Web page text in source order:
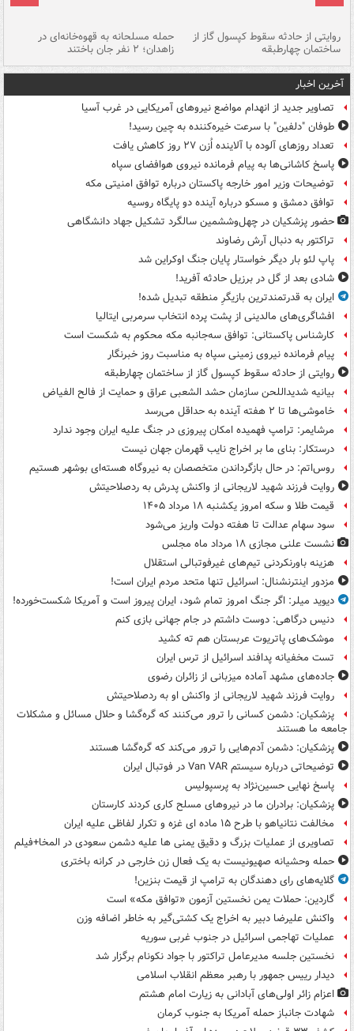
روایتی از حادثه سقوط کپسول گاز از
ساختمان چهارطبقه
حمله مسلحانه به قهوه‌خانه‌ای در
زاهدان؛ ۲ نفر جان باختند
آخرین اخبار
تصاویر جدید از انهدام مواضع نیروهای آمریکایی در غرب آسیا
طوفان "دلفین" با سرعت خیره‌کننده به چین رسید!
تعداد روزهای آلوده با آلاینده اُزن ۲۷ روز کاهش یافت
پاسخ کاشانی‌ها به پیام فرمانده نیروی هوافضای سپاه
توضیحات وزیر امور خارجه پاکستان درباره توافق امنیتی مکه
توافق دمشق و مسکو درباره آینده دو پایگاه روسیه
حضور پزشکیان در چهل‌وششمین سالگرد تشکیل جهاد دانشگاهی
تراکتور به دنبال آرش رضاوند
پاپ لئو بار دیگر خواستار پایان جنگ اوکراین شد
شادی بعد از گل در برزیل حادثه آفرید!
ایران به قدرتمندترین بازیگرِ منطقه تبدیل شده!
افشاگری‌های مالدینی از پشت پرده انتخاب سرمربی ایتالیا
کارشناس پاکستانی: توافق سه‌جانبه مکه محکوم به شکست است
پیام فرمانده نیروی زمینی سپاه به مناسبت روز خبرنگار
روایتی از حادثه سقوط کپسول گاز از ساختمان چهارطبقه
بیانیه شدیداللحن سازمان حشد الشعبی عراق و حمایت از فالح الفیاض
خاموشی‌ها تا ۲ هفته آینده به حداقل می‌رسد
مرشایمر: ترامپ فهمیده امکان پیروزی در جنگ علیه ایران وجود ندارد
درستکار: بنای ما بر اخراج نایب قهرمان جهان نیست
روس‌اتم: در حال بازگرداندن متخصصان به نیروگاه هسته‌ای بوشهر هستیم
روایت فرزند شهید لاریجانی از واکنش پدرش به ردصلاحیتش
قیمت طلا و سکه امروز یکشنبه ۱۸ مرداد ۱۴۰۵
سود سهام عدالت تا هفته دولت واریز می‌شود
نشست علنی مجازی ۱۸ مرداد ماه مجلس
هزینه باورنکردنی تیم‌های غیرفوتبالی استقلال
مزدور اینترنشنال: اسرائیل تنها متحد مردم ایران است!
دیوید میلر: اگر جنگ امروز تمام شود، ایران پیروز است و آمریکا شکست‌خورده!
دنیس درگاهی: دوست داشتم در جام جهانی بازی کنم
موشک‌های پاتریوت عربستان هم ته‌ کشید
تست مخفیانه پدافند اسرائیل از ترس ایران
جاده‌های مشهد آماده میزبانی از زائران رضوی
روایت فرزند شهید لاریجانی از واکنش او به ردصلاحیتش
پزشکیان: دشمن کسانی را ترور می‌کنند که گره‌گشا و حلال مسائل و مشکلات
جامعه ما هستند
پزشکیان: دشمن آدم‌هایی را ترور می‌کند که گره‌گشا هستند
توضیحاتی درباره سیستم Van VAR در فوتبال ایران
پاسخ نهایی حسین‌نژاد به پرسپولیس
پزشکیان: برادران ما در نیروهای مسلح کاری کردند کارستان
مخالفت نتانیاهو با طرح ۱۵ ماده ای غزه و تکرار لفاظی علیه ایران
تصاویری از عملیات بزرگ و دقیق یمنی ها علیه دشمن سعودی در المخا+فیلم
حمله وحشیانه صهیونیست به یک فعال زن خارجی در کرانه باختری
گلایه‌های رای دهندگان به ترامپ از قیمت بنزین!
گاردین: حملات یمن نخستین آزمون «توافق مکه» است
واکنش علیرضا دبیر به اخراج یک کشتی‌گیر به خاطر اضافه وزن
عملیات تهاجمی اسرائیل در جنوب غربی سوریه
نخستین جلسه مدیرعامل تراکتور با جواد نکونام برگزار شد
دیدار رییس جمهور با رهبر معظم انقلاب اسلامی
اعزام زائر اولی‌های آبادانی به زیارت امام هشتم
شهادت جانباز حمله آمریکا به جنوب کرمان